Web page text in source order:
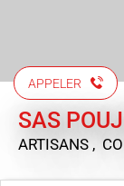
APPELER
SAS
ARTISANS ,